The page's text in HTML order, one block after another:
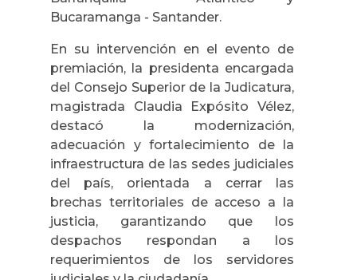
Bucaramanga - Santander.
En su intervención en el evento de
premiación, la presidenta encargada
del Consejo Superior de la Judicatura,
magistrada Claudia Expósito Vélez,
destacó la modernización,
adecuación y fortalecimiento de la
infraestructura de las sedes judiciales
del país, orientada a cerrar las
brechas territoriales de acceso a la
justicia, garantizando que los
despachos respondan a los
requerimientos de los servidores